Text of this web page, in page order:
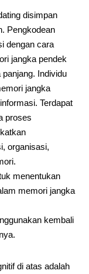
disimpan
Pengkodean
dengan cara
jangka pendek
Individu
jangka
Terdapat
proses
organisasi,
menentukan
memori jangka
kembali
di atas adalah